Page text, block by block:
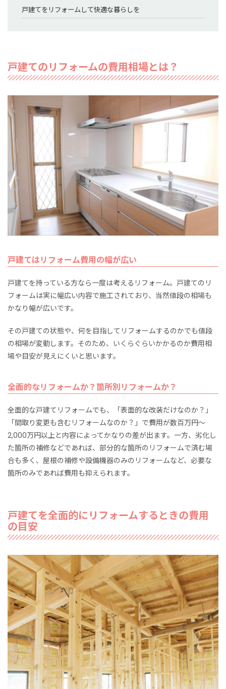
戸建てをリフォームして快適な暮らしを
戸建てのリフォームの費用相場とは？
戸建てはリフォーム費用の幅が広い
戸建てを持っている方なら一度は考えるリフォーム。戸建てのリ
フォームは実に幅広い内容で施工されており、当然値段の相場も
かなり幅が広いです。
その戸建ての状態や、何を目指してリフォームするのかでも値段
の相場が変動します。そのため、いくらぐらいかかるのか費用相
場や目安が見えにくいと思います。
全面的なリフォームか？箇所別リフォームか？
全面的な戸建てリフォームでも、「表面的な改装だけなのか？」
「間取り変更も含むリフォームなのか？」で費用が数百万円～
2,000万円以上と内容によってかなりの差が出ます。一方、劣化し
た箇所の補修などであれば、部分的な箇所のリフォームで済む場
合も多く、屋根の補修や設備機器のみのリフォームなど、必要な
箇所のみであれば費用も抑えられます。
戸建てを全面的にリフォームするときの費用
の目安